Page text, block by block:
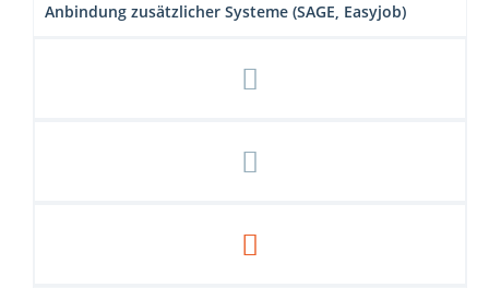
Anbindung zusätzlicher Systeme (SAGE, Easyjob)